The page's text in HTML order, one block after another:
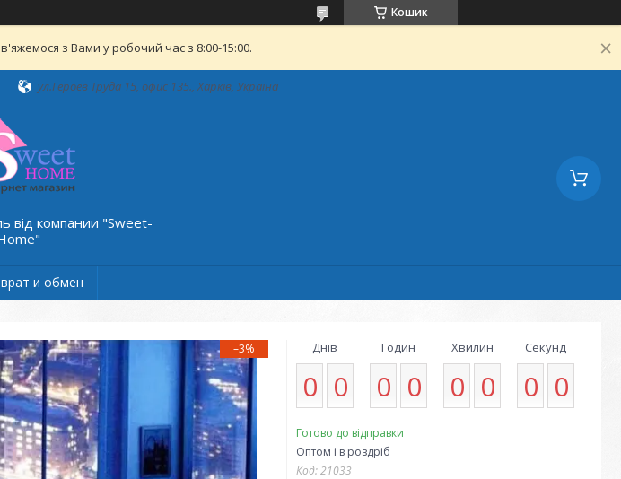
Кошик
з Вами у робочий час з 8:00-15:00.
ул.Героев Труда 15, офис 135., Харків, Україна
від компании "Sweet-
и обмен
–3% Днів
0 0
Годин
0 0
Хвилин
0 0
Секунд
0 0
Готово до відправки
Оптом і в роздріб
Код:21033